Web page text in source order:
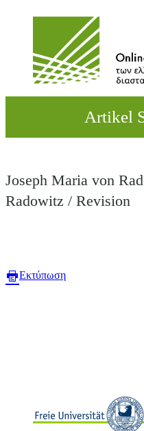
Artikel
Joseph Maria von
Radowitz / Revision
Εκτύπωση